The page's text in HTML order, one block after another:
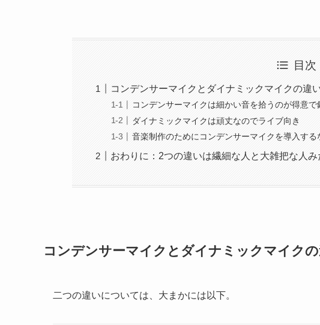
目次
コンデンサーマイクとダイナミックマイクの違
コンデンサーマイクは細かい音を拾うのが得意で
ダイナミックマイクは頑丈なのでライブ向き
音楽制作のためにコンデンサーマイクを導入す
おわりに：2つの違いは繊細な人と大雑把な人み
コンデンサーマイクとダイナミックマイク
二つの違いについては、大まかには以下。